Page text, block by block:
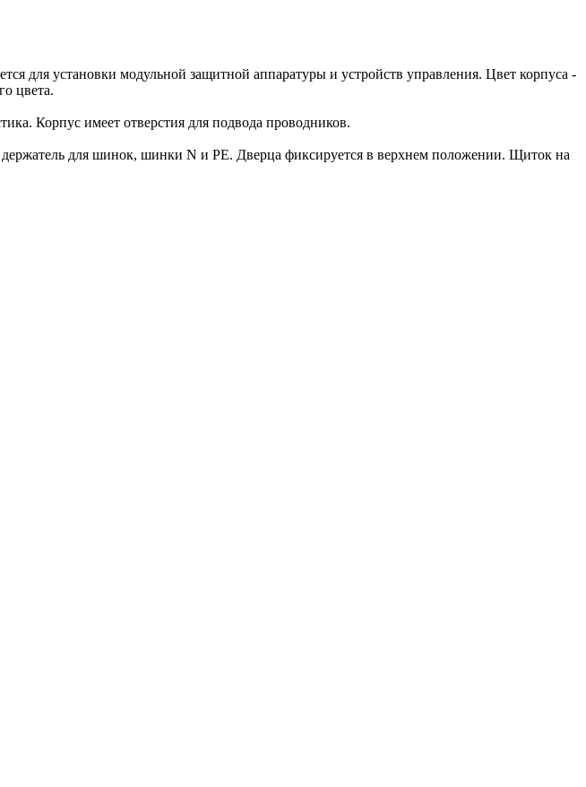
для установки модульной защитной аппаратуры и устройств управления. Цвет корпуса -
цвета.
Корпус имеет отверстия для подвода проводников.
для шинок, шинки N и PE. Дверца фиксируется в верхнем положении. Щиток на